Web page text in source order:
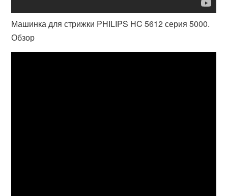
Машинка для стрижки PHILIPS HC 5612 серия 5000.
Обзор